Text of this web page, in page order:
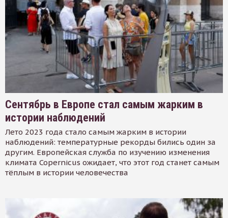
Сентябрь в Европе стал самым жарким в
истории наблюдений
Лето 2023 года стало самым жарким в истории
наблюдений: температурные рекорды бились один за
другим. Европейская служба по изучению изменения
климата Copernicus ожидает, что этот год станет самым
тёплым в истории человечества